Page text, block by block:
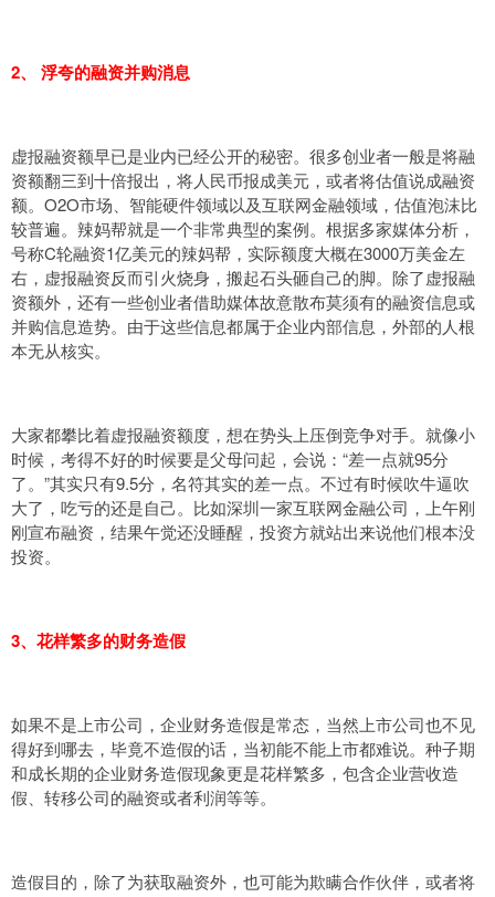
2、 浮夸的融资并购消息
虚报融资额早已是业内已经公开的秘密。很多创业者一般是将融
资额翻三到十倍报出，将人民币报成美元，或者将估值说成融资
额。O2O市场、智能硬件领域以及互联网金融领域，估值泡沫比
较普遍。辣妈帮就是一个非常典型的案例。根据多家媒体分析，
号称C轮融资1亿美元的辣妈帮，实际额度大概在3000万美金左
右，虚报融资反而引火烧身，搬起石头砸自己的脚。除了虚报融
资额外，还有一些创业者借助媒体故意散布莫须有的融资信息或
并购信息造势。由于这些信息都属于企业内部信息，外部的人根
本无从核实。
大家都攀比着虚报融资额度，想在势头上压倒竞争对手。就像小
时候，考得不好的时候要是父母问起，会说：“差一点就95分
了。”其实只有9.5分，名符其实的差一点。不过有时候吹牛逼吹
大了，吃亏的还是自己。比如深圳一家互联网金融公司，上午刚
刚宣布融资，结果午觉还没睡醒，投资方就站出来说他们根本没
投资。
3、花样繁多的财务造假
如果不是上市公司，企业财务造假是常态，当然上市公司也不见
得好到哪去，毕竟不造假的话，当初能不能上市都难说。种子期
和成长期的企业财务造假现象更是花样繁多，包含企业营收造
假、转移公司的融资或者利润等等。
造假目的，除了为获取融资外，也可能为欺瞒合作伙伴，或者将